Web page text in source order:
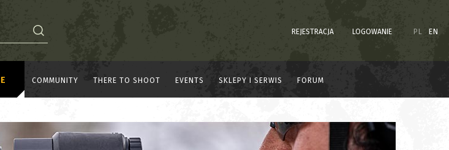
REJESTRACJA LOGOWANIE PL EN
COMMUNITY THERE TO SHOOT EVENTS SKLEPY I SERWIS FORUM